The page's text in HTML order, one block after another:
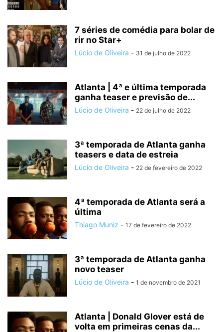
7 séries de comédia para bolar de
rir no Star+
Lúcio de Oliveira - 31 de julho de 2022
Atlanta | 4ª e última temporada
ganha teaser e previsão de...
Lúcio de Oliveira - 22 de julho de 2022
3ª temporada de Atlanta ganha
teasers e data de estreia
Lúcio de Oliveira - 22 de fevereiro de 2022
4ª temporada de Atlanta será a
última
Thiago Muniz - 17 de fevereiro de 2022
3ª temporada de Atlanta ganha
novo teaser
Lúcio de Oliveira - 1 de novembro de 2021
Atlanta | Donald Glover está de
volta em primeiras cenas da...